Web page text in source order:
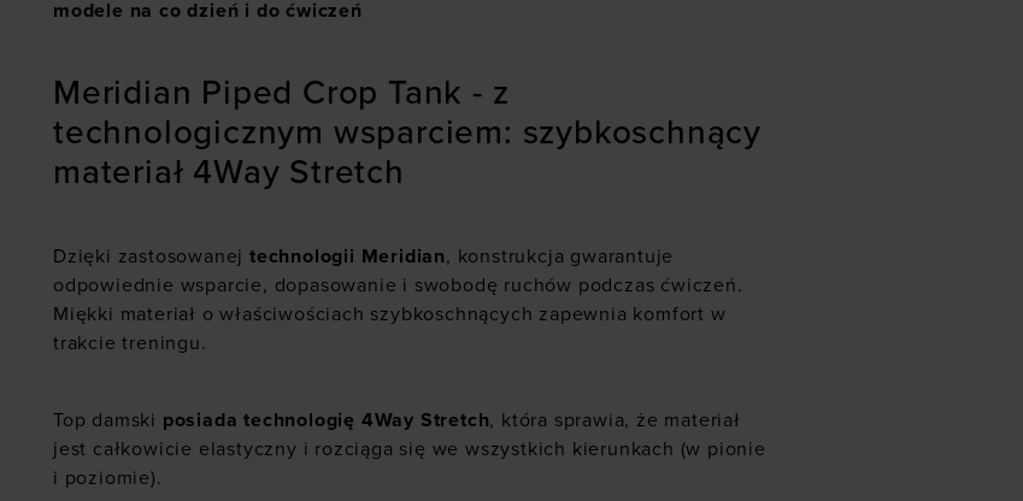
modele na co dzień i do ćwiczeń
Meridian Piped Crop Tank - z
technologicznym wsparciem: szybkoschnący
materiał 4Way Stretch
Dzięki zastosowanej technologii Meridian, konstrukcja gwarantuje
odpowiednie wsparcie, dopasowanie i swobodę ruchów podczas ćwiczeń.
Miękki materiał o właściwościach szybkoschnących zapewnia komfort w
trakcie treningu.
Top damski posiada technologię 4Way Stretch, która sprawia, że materiał
jest całkowicie elastyczny i rozciąga się we wszystkich kierunkach (w pionie
i poziomie).